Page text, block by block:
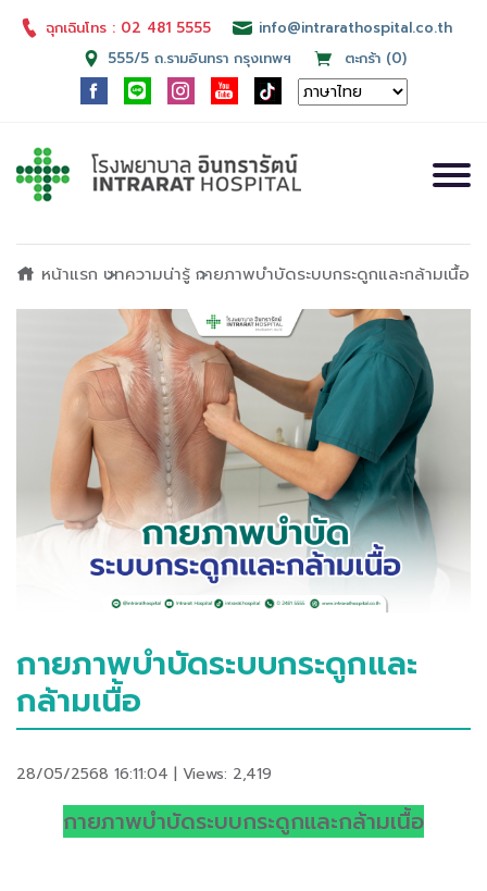
ฉุกเฉินโทร : 02 481 5555
info@intrarathospital.co.th
555/5 ถ.รามอินทรา กรุงเทพฯ
ตะกร้า (0)
หน้าแรก บทความน่ารู้ กายภาพบำบัดระบบกระดูกและกล้ามเนื้อ
กายภาพบำบัดระบบกระดูกและ
กล้ามเนื้อ
28/05/2568 16:11:04 | Views: 2,419
กายภาพบำบัดระบบกระดูกและกล้ามเนื้อ